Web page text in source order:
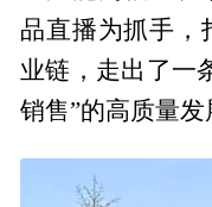
品直播为抓手，
业链，走出了一
销售”的高质量发